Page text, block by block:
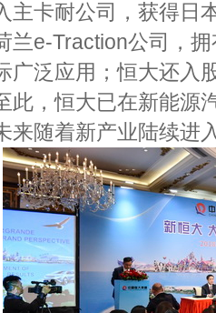
主卡耐公司，获得日
兰e-Traction公司，
广泛应用；恒大还入
，恒大已在新能源
来随着新产业陆续进